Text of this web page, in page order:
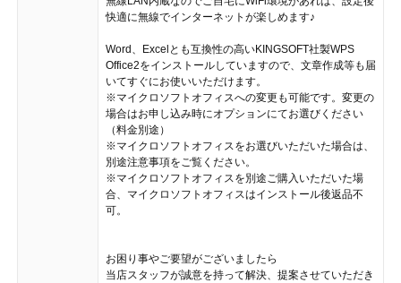
快適に無線でインターネットが楽しめます♪
Word、Excelとも互換性の高いKINGSOFT社製WPS
Office2をインストールしていますので、文章作成等も届
いてすぐにお使いいただけます。
※マイクロソフトオフィスへの変更も可能です。変更の
場合はお申し込み時にオプションにてお選びください
（料金別途）
※マイクロソフトオフィスをお選びいただいた場合は、
別途注意事項をご覧ください。
※マイクロソフトオフィスを別途ご購入いただいた場
合、マイクロソフトオフィスはインストール後返品不
可。
お困り事やご要望がございましたら
当店スタッフが誠意を持って解決、提案させていただき